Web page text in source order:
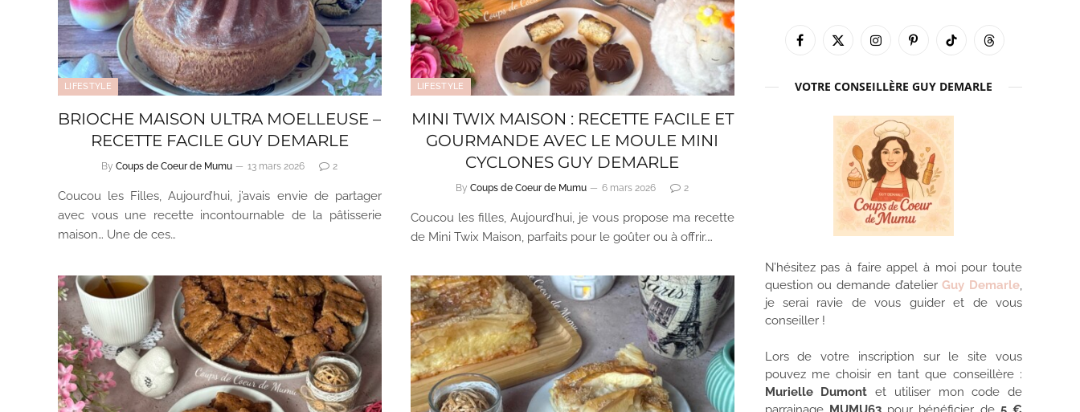
LIFESTYLE
BRIOCHE MAISON ULTRA MOELLEUSE –
RECETTE FACILE GUY DEMARLE
By Coups de Coeur de Mumu 13 mars 2026 2
Coucou les Filles, Aujourd’hui, j’avais envie de partager
avec vous une recette incontournable de la pâtisserie
maison… Une de ces…
LIFESTYLE
MINI TWIX MAISON : RECETTE FACILE ET
GOURMANDE AVEC LE MOULE MINI
CYCLONES GUY DEMARLE
By Coups de Coeur de Mumu 6 mars 2026 2
Coucou les filles, Aujourd’hui, je vous propose ma recette
de Mini Twix Maison, parfaits pour le goûter ou à offrir.…
Facebook
X
InstagramPinterestTikTok Threads
VOTRE CONSEILLÈRE GUY DEMARLE
N’hésitez pas à faire appel à moi pour toute
question ou demande d’atelierGuy Demarle,
je serai ravie de vous guider et de vous
conseiller !
Lors de votre inscription sur le site vous
pouvez me choisir en tant que conseillère :
Murielle Dumont et utiliser mon code de